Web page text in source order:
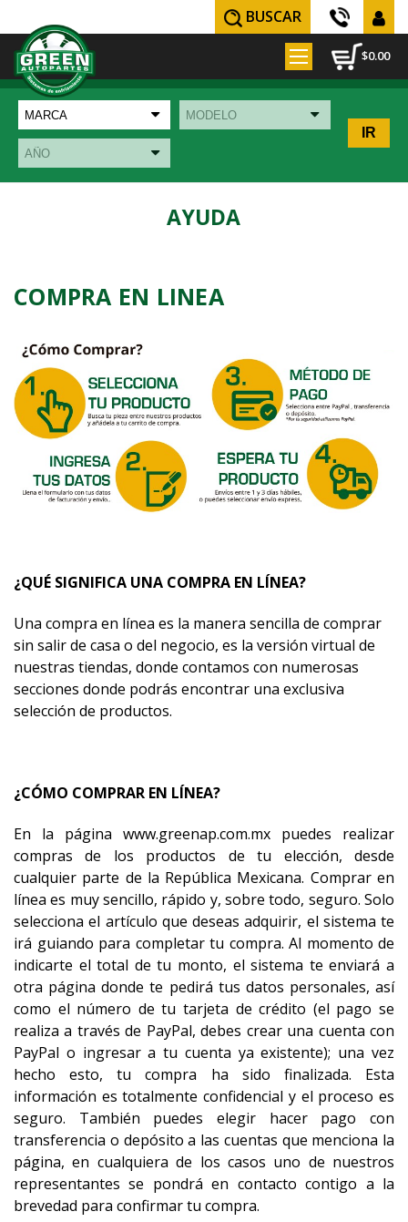
BUSCAR
$0.00
AYUDA
COMPRA EN LINEA
¿QUÉ SIGNIFICA UNA COMPRA EN LÍNEA?
Una compra en línea es la manera sencilla de comprar
sin salir de casa o del negocio, es la versión virtual de
nuestras tiendas, donde contamos con numerosas
secciones donde podrás encontrar una exclusiva
selección de productos.
¿CÓMO COMPRAR EN LÍNEA?
En la página www.greenap.com.mx puedes realizar
compras de los productos de tu elección, desde
cualquier parte de la República Mexicana. Comprar en
línea es muy sencillo, rápido y, sobre todo, seguro. Solo
selecciona el artículo que deseas adquirir, el sistema te
irá guiando para completar tu compra. Al momento de
indicarte el total de tu monto, el sistema te enviará a
otra página donde te pedirá tus datos personales, así
como el número de tu tarjeta de crédito (el pago se
realiza a través de PayPal, debes crear una cuenta con
PayPal o ingresar a tu cuenta ya existente); una vez
hecho esto, tu compra ha sido finalizada. Esta
información es totalmente confidencial y el proceso es
seguro. También puedes elegir hacer pago con
transferencia o depósito a las cuentas que menciona la
página, en cualquiera de los casos uno de nuestros
representantes se pondrá en contacto contigo a la
brevedad para confirmar tu compra.